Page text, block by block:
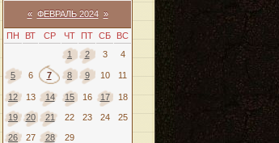
« ФЕВРАЛЬ 2024 »
ПН ВТ СР ЧТ ПТ СБ
ВС
1
2 3 4
5 6 7 8 9 10 11
12 13 14 15 16 17 18
19 20 21 22 23 24 25
26 27 28 29